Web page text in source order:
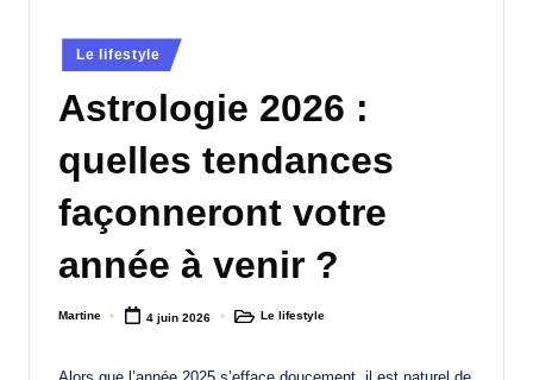
Posted
in
Le lifestyle
Astrologie 2026 :
quelles tendances
façonneront votre
année à venir ?
Posted
Martine 4 juin 2026
PostedLe lifestyle